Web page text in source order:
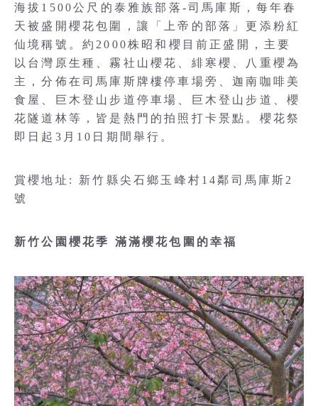
海拔1500公尺的泰雅族部落-司馬庫斯，每年春
天被盛開櫻花包圍，讓「上帝的部落」更添粉紅
仙境稱號。約2000株昭和櫻目前正盛開，主要
以台灣原生種、霧社山櫻花、緋寒櫻、八重櫻為
主，分佈在司馬庫斯牌樓停車場旁、迦南咖啡美
食屋、巨木登山步道停車場、巨木登山步道、櫻
花隧道林等，皆是熱門的拍照打卡景點。櫻花祭
即日起3月10日期間舉行。
賞櫻地址: 新竹縣尖石鄉玉峰村14鄰司馬庫斯2
號
新竹公園櫻花季 滿滿櫻花包圍的幸福